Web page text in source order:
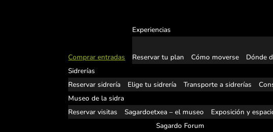
Comprar entradas
Experiencias
Reservar tu plan Cómo moverse Dónde
Sidrerías
Reservar sidrería
Elige tu sidrería Transporte a sidrerías
Museo de la sidra
Reservar visitas
Sagardoetxea – el museo Exposición y
Sagardo Forum